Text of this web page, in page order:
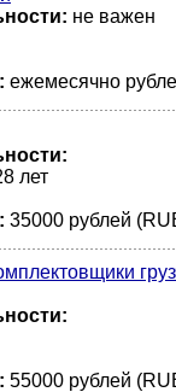
не важен
ежемесячно
лет
35000 рублей
55000 рублей